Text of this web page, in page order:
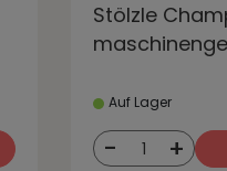
Stölzle
Auf Lager
- 1 +